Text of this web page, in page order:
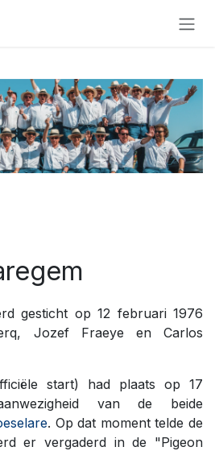
gesticht op 12 februari 1976
Jozef Fraeye en Carlos
start) had plaats op 17
van de beide
. Op dat moment telde de
er vergaderd in de "Pigeon